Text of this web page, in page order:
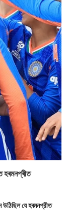
হৰমনপ্ৰীত
যে হৰমনপ্রীত